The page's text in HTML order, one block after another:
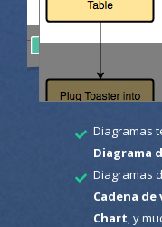
Diagramas
Diagrama
Diagramas
Cadena de
Chart , y